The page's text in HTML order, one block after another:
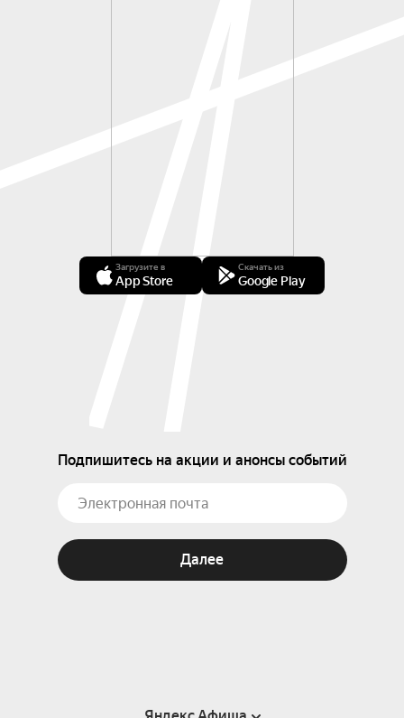
Загрузите в
App Store
Скачать из
Google Play
Подпишитесь на акции и анонсы событий
Далее